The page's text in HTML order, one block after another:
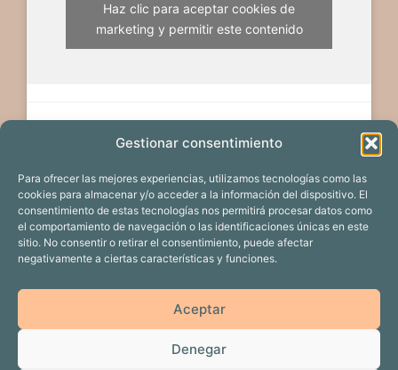
Gestionar consentimiento
Para ofrecer las mejores experiencias, utilizamos tecnologías como las
cookies para almacenar y/o acceder a la información del dispositivo. El
consentimiento de estas tecnologías nos permitirá procesar datos como
el comportamiento de navegación o las identificaciones únicas en este
sitio. No consentir o retirar el consentimiento, puede afectar
negativamente a ciertas características y funciones.
Aceptar
Denegar
Haz clic para aceptar cookies de
marketing y permitir este contenido
EDICIÓN 2024 PROYECTOS
CALENDARIO DE EVENTOS